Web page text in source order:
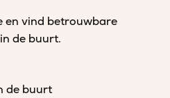
en vind betrouwbare
de buurt.
de buurt